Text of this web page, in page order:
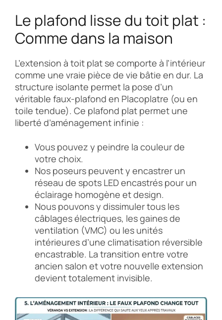
Le plafond lisse du toit plat :
Comme dans la maison
L’extension à toit plat se comporte à l’intérieur
comme une vraie pièce de vie bâtie en dur. La
structure isolante permet la pose d’un
véritable faux-plafond en Placoplatre (ou en
toile tendue). Ce plafond plat permet une
liberté d’aménagement infinie :
Vous pouvez y peindre la couleur de
votre choix.
Nos poseurs peuvent y encastrer un
réseau de spots LED encastrés pour un
éclairage homogène et design.
Nous pouvons y dissimuler tous les
câblages électriques, les gaines de
ventilation (VMC) ou les unités
intérieures d’une climatisation réversible
encastrable. La transition entre votre
ancien salon et votre nouvelle extension
devient totalement invisible.